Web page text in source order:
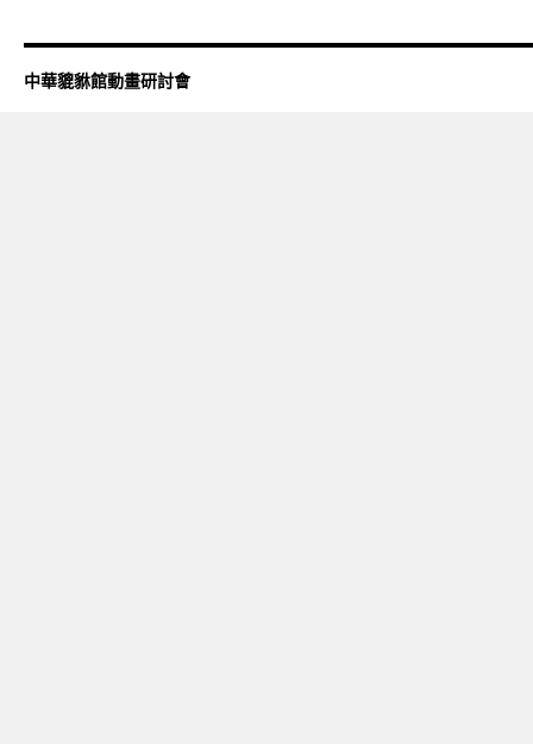
中華貔貅館動畫研討會